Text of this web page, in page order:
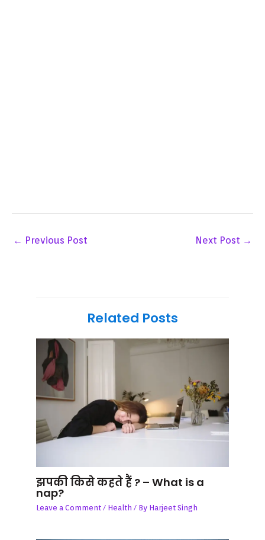
← Previous Post Next Post →
Related Posts
झपकी किसे कहते हैं ? – What is a
nap?
Leave a Comment / Health / By Harjeet Singh